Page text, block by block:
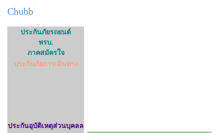
Chubb
ประกันภัยรถยนต์
พรบ.
ภาคสมัครใจ
ประกันภัยการเดินทาง
ประกันอุบัติเหตุส่วนบุคลล